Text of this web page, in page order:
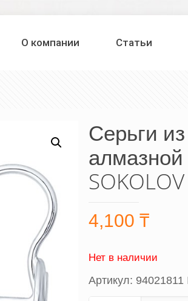
О компании Статьи
Серьги
4,100 ₸
Нет в наличии
Артикул: 94021811